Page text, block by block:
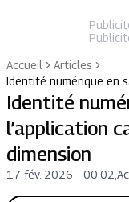
Accueil
Articles
Identité numérique en
Identité
l’application
dimension
17 fév. 2026 - 00:02